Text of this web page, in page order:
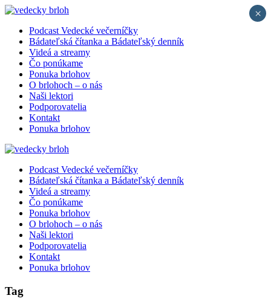
Podcast Vedecké večerníčky
Bádateľská čítanka a Bádateľský denník
Videá a streamy
Čo ponúkame
Ponuka brlohov
O brlohoch – o nás
Naši lektori
Podporovatelia
Kontakt
Ponuka brlohov
Podcast Vedecké večerníčky
Bádateľská čítanka a Bádateľský denník
Videá a streamy
Čo ponúkame
Ponuka brlohov
O brlohoch – o nás
Naši lektori
Podporovatelia
Kontakt
Ponuka brlohov
Tag
×